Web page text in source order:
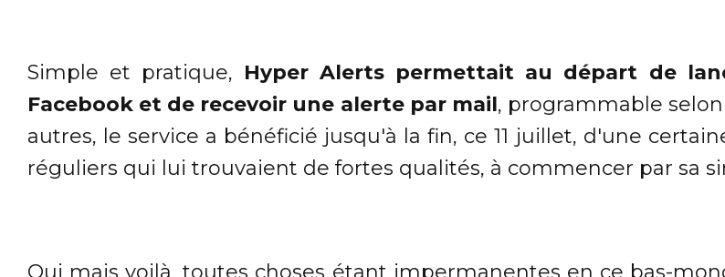
Simple et pratique, Hyper Alerts permettait au départ de
Facebook et de recevoir une alerte par mail, programmable
autres, le service a bénéficié jusqu'à la fin, ce 11 juillet, d'une
réguliers qui lui trouvaient de fortes qualités, à commencer par sa
Oui mais voilà, toutes choses étant impermanentes en ce bas-